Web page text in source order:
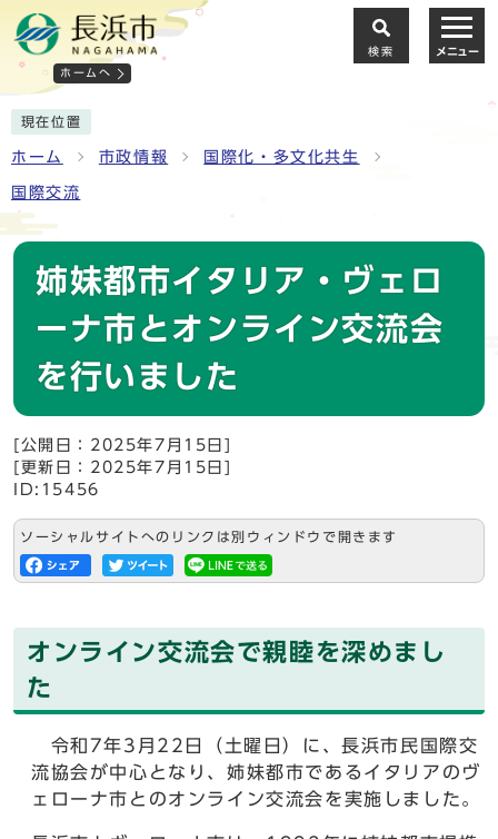
ホームへ
検索 メニュー
現在位置
ホーム 市政情報 国際化・多文化共生
国際交流
姉妹都市イタリア・ヴェロ
ーナ市とオンライン交流会
を行いました
[公開日：2025年7月15日]
[更新日：2025年7月15日]
ID:15456
ソーシャルサイトへのリンクは別ウィンドウで開きます
オンライン交流会で親睦を深めまし
た
令和7年3月22日（土曜日）に、長浜市民国際交
流協会が中心となり、姉妹都市であるイタリアのヴ
ェローナ市とのオンライン交流会を実施しました。